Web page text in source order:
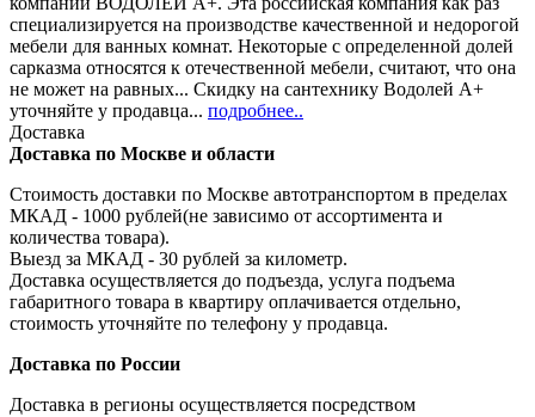
специализируется на производстве качественной и недорогой
мебели для ванных комнат. Некоторые с определенной долей
сарказма относятся к отечественной мебели, считают, что она
не может на равных... Скидку на сантехнику Водолей А+
уточняйте у продавца... подробнее..
Доставка
Доставка по Москве и области
Стоимость доставки по Москве автотранспортом в пределах
МКАД - 1000 рублей(не зависимо от ассортимента и
количества товара).
Выезд за МКАД - 30 рублей за километр.
Доставка осуществляется до подъезда, услуга подъема
габаритного товара в квартиру оплачивается отдельно,
стоимость уточняйте по телефону у продавца.
Доставка по России
Доставка в регионы осуществляется посредством